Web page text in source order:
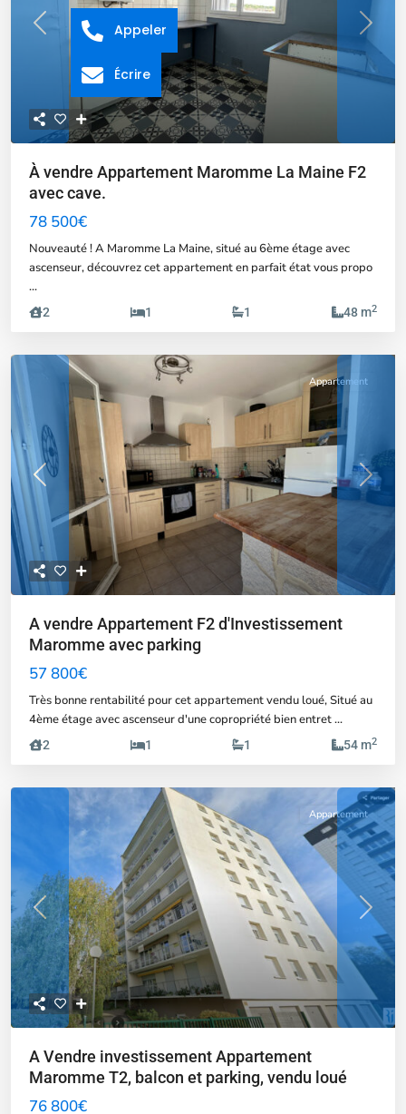
Previous Next
À vendre Appartement Maromme La Maine F2
avec cave.
78 500€
Nouveauté ! A Maromme La Maine, situé au 6ème étage avec
ascenseur, découvrez cet appartement en parfait état vous propo
...
2 1 1 48 m2
Previous Next
Appartement
A vendre Appartement F2 d'Investissement
Maromme avec parking
57 800€
Très bonne rentabilité pour cet appartement vendu loué, Situé au
4ème étage avec ascenseur d'une copropriété bien entret...
2 1 1 54 m2
Previous Next
Appartement
A Vendre investissement Appartement
Maromme T2, balcon et parking, vendu loué
76 800€
Appeler
Écrire